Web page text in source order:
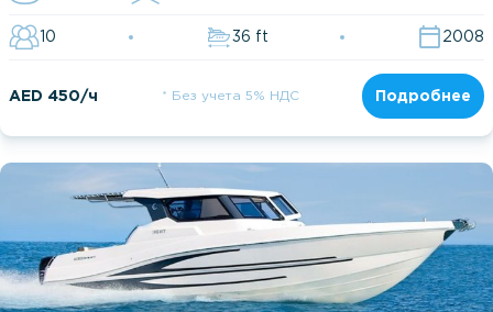
10 36 ft 2008
AED 450/ч * Без учета 5% НДС Подробнее